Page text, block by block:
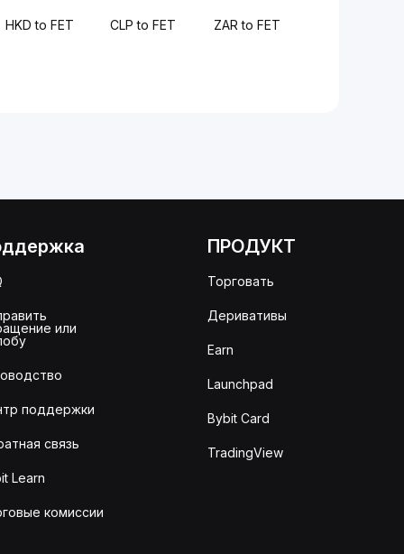
HKD to FET CLP to FET ZAR to FET
или
поддержки
связь
Learn
комиссии
ПРОДУКТ
Торговать
Деривативы
Earn
Launchpad
Bybit Card
TradingView